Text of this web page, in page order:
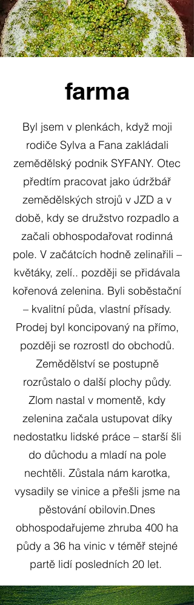
farma
Byl jsem v plenkách, když moji
rodiče Sylva a Fana zakládali
zemědělský podnik SYFANY. Otec
předtím pracovat jako údržbář
zemědělských strojů v JZD a v
době, kdy se družstvo rozpadlo a
začali obhospodařovat rodinná
pole. V začátcích hodně zelinařili –
květáky, zelí.. později se přidávala
kořenová zelenina. Byli soběstační
– kvalitní půda, vlastní přísady.
Prodej byl koncipovaný na přímo,
později se rozrostl do obchodů.
Zemědělství se postupně
rozrůstalo o další plochy půdy.
Zlom nastal v momentě, kdy
zelenina začala ustupovat díky
nedostatku lidské práce – starší šli
do důchodu a mladí na pole
nechtěli. Zůstala nám karotka,
vysadily se vinice a přešli jsme na
pěstování obilovin.Dnes
obhospodařujeme zhruba 400 ha
půdy a 36 ha vinic v téměř stejné
partě lidí posledních 20 let.